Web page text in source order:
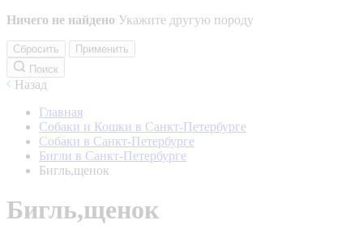
Ничего не найдено Укажите другую породу
Сбросить
Применить
Поиск
Назад
Главная
Собаки и Кошки в Санкт-Петербурге
Собаки в Санкт-Петербурге
Бигли в Санкт-Петербурге
Бигль,щенок
Бигль,щенок